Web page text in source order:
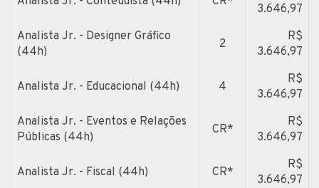
3.646,97
Analista Jr. - Designer Gráfico
(44h)
2
R$
3.646,97
Analista Jr. - Educacional (44h) 4
R$
3.646,97
Analista Jr. - Eventos e Relações
Públicas (44h)
CR*
R$
3.646,97
Analista Jr. - Fiscal (44h) CR*
R$
3.646,97